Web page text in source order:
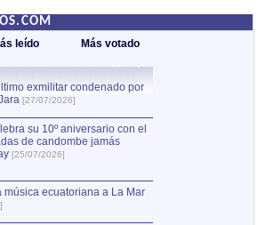
leído Más votado
exmilitar condenado por
[27/07/2026]
su 10º aniversario con el
de candombe jamás
[25/07/2026]
música ecuatoriana a La Mar